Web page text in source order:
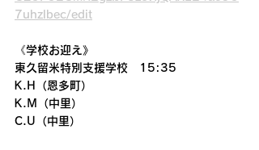
7uhzlbec/edit
《学校お迎え》
東久留米特別支援学校　15:35
K.H（恩多町）
K.M（中里）
C.U（中里）